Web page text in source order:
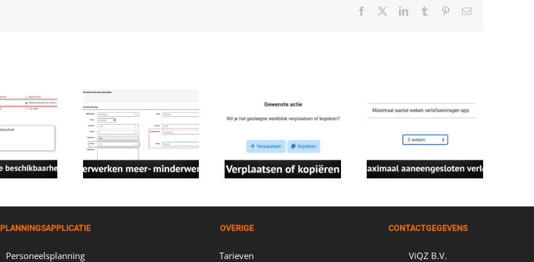
Facebook LinkedInTumblr Pinterest
E-
PLANNINGSAPPLICATIE
Personeelsplanning
OVERIGE
Tarieven
CONTACTGEGEVENS
ViQZ B.V.